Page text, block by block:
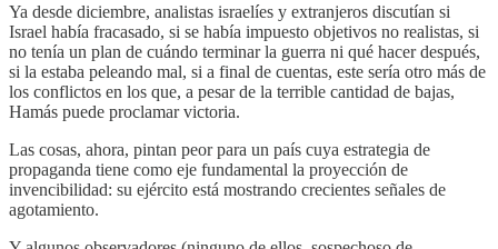
Ya desde diciembre, analistas israelíes y extranjeros discutían si
Israel había fracasado, si se había impuesto objetivos no realistas, si
no tenía un plan de cuándo terminar la guerra ni qué hacer después,
si la estaba peleando mal, si a final de cuentas, este sería otro más de
los conflictos en los que, a pesar de la terrible cantidad de bajas,
Hamás puede proclamar victoria.
Las cosas, ahora, pintan peor para un país cuya estrategia de
propaganda tiene como eje fundamental la proyección de
invencibilidad: su ejército está mostrando crecientes señales de
agotamiento.